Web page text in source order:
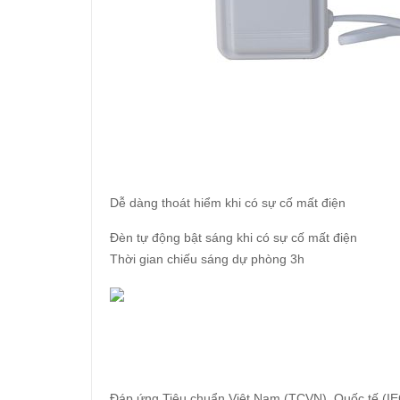
Dễ dàng thoát hiểm khi có sự cố mất điện
Đèn tự động bật sáng khi có sự cố mất điện
Thời gian chiếu sáng dự phòng 3h